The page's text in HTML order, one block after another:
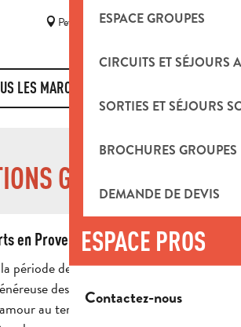
ESPACE GROUPES
CIRCUITS ET SÉJOURS
SORTIES ET SÉJOURS
BROCHURES GROUPES
DEMANDE DE DEVIS
ESPACE PROS
Contactez-nous
Peypin
LES MARCHÉS PAYSANS
GOURMANDES
en Provence
période de Noël ne se conçoit pas
des 13 desserts, véritable
au terroir, au partage et à la